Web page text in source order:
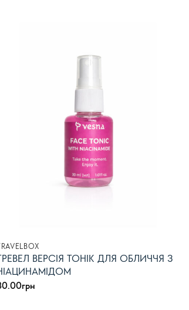
TRAVELBOX
ВЕРСІЯ ТОНІК ДЛЯ ОБЛИЧЧЯ З
грн